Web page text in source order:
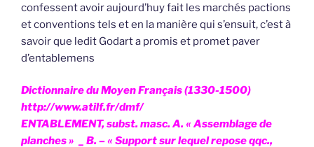
confessent avoir aujourd’huy fait les marchés pactions
et conventions tels et en la manière qui s’ensuit, c’est à
savoir que ledit Godart a promis et promet paver
d’entablemens
Dictionnaire du Moyen Français (1330-1500)
http://www.atilf.fr/dmf/
ENTABLEMENT, subst. masc. A. « Assemblage de
planches » _ B. – « Support sur lequel repose qqc.,